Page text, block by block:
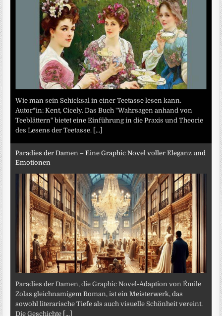
Wie man sein Schicksal in einer Teetasse lesen kann.
Autor*in: Kent, Cicely. Das Buch "Wahrsagen anhand von
Teeblättern" bietet eine Einführung in die Praxis und Theorie
des Lesens der Teetasse. [...]
Paradies der Damen – Eine Graphic Novel voller Eleganz und
Emotionen
Paradies der Damen, die Graphic Novel-Adaption von Émile
Zolas gleichnamigem Roman, ist ein Meisterwerk, das
sowohl literarische Tiefe als auch visuelle Schönheit vereint.
Die Geschichte [...]